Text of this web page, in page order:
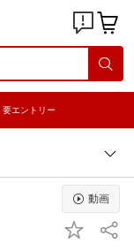
要エントリー
動画